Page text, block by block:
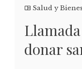
Salud y
donar